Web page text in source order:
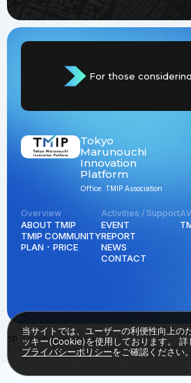
For those
Tokyo
Marunouchi
Innovation
Platform
Office: TMIP Association
Overview
ABOUT TMIP
TMIP COMMUNITY
PLAN ･ PRICE
Activities / Support
EVENT
REPORT
NEWS
CONTACT
JP ENPrivacy Policy
© Tokyo Marunouchi Innovation Platform all rights reserved.
当サイトでは、ユーザーの利便性向上の
ッキー(Cookie)を使用しております。 詳
プライバシーポリシーをご確認ください。